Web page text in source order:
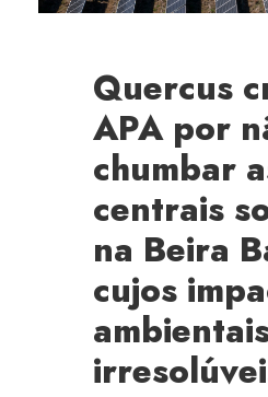
Quercus
APA por
chumbar
centrais
na Beira
cujos